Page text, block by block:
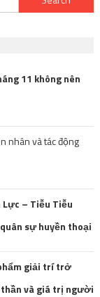
for:
11 không nên
nhân và tác động
Lực – Tiễu Tiễu
sự huyền thoại
giải trí trở
và giá trị người